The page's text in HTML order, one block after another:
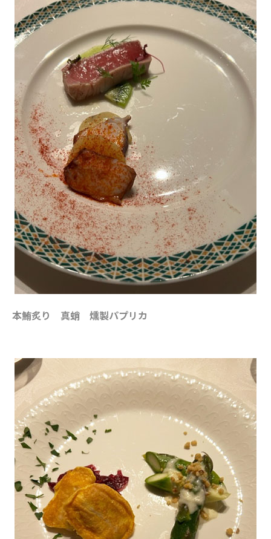
本鮪炙り 真蛸 燻製パプリカ